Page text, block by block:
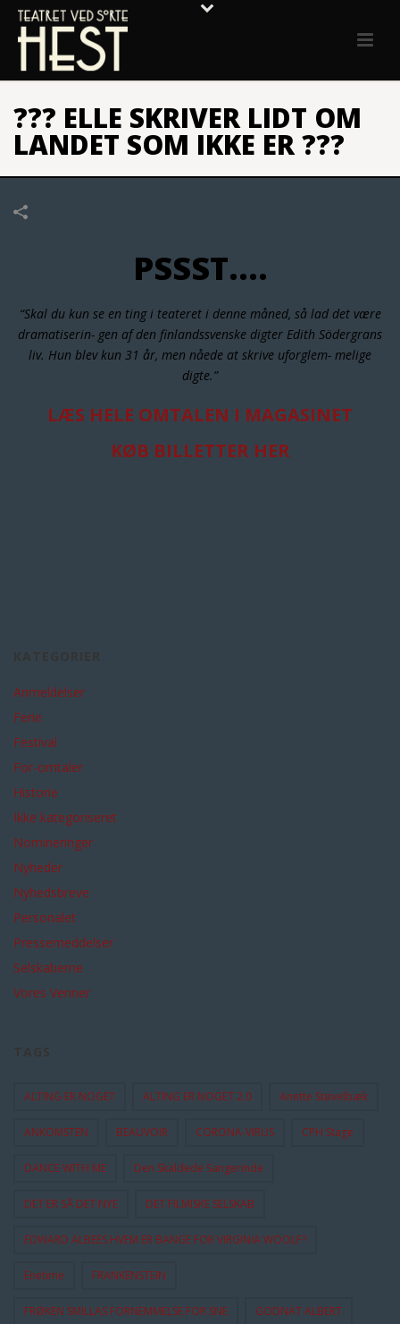
??? ELLE SKRIVER LIDT OM
LANDET SOM IKKE ER ???
PSSST….
“Skal du kun se en ting i teateret i denne måned, så lad det være
dramatiserin- gen af den finlandssvenske digter Edith Södergrans
liv. Hun blev kun 31 år, men nåede at skrive uforglem- melige
digte.”
LÆS HELE OMTALEN I MAGASINET
KØB BILLETTER HER
Anmeldelser
Ferie
Festival
For-omtaler
Historie
Ikke kategoriseret
Nomineringer
Nyheder
Nyhedsbreve
Personalet
Pressemeddelser
Selskaberne
Vores Venner
ALTING ER NOGET ALTING ER NOGET 2.0 Anette Støvelbæk
ANKOMSTEN BEAUVOIR CORONA-VIRUS CPH Stage
DANCE WITH ME Den Skaldede Sangerinde
DET ER SÅ DET NYE DET FILMISKE SELSKAB
EDWARD ALBEES HVEM ER BANGE FOR VIRGINIA WOOLF?
Enetime FRANKENSTEIN
FRØKEN SMILLAS FORNEMMELSE FOR SNE GODNAT ALBERT